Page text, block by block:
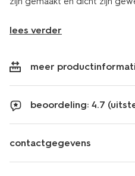
lees verder
meer
beoordeling: 4.7
contactgegevens